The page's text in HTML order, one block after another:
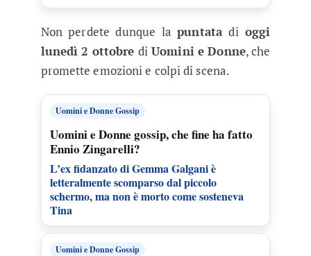
Non perdete dunque lapuntatadioggi
lunedì 2 ottobre diUomini e Donne, che
promette emozioni e colpi di scena.
Uomini e Donne Gossip
Uomini e Donne gossip, che fine ha fatto
Ennio Zingarelli?
L’ex fidanzato di Gemma Galgani è
letteralmente scomparso dal piccolo
schermo, ma non è morto come sosteneva
Tina
Uomini e Donne Gossip